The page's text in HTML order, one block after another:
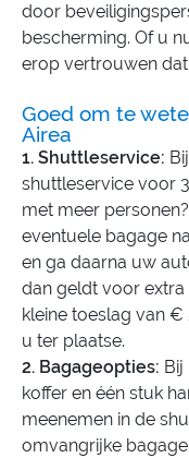
door
bescherming. Of u
erop vertrouwen
Goed om te
Airea
1. Shuttleservice:
shuttleservice voor
met meer
eventuele bagage
en ga daarna uw
dan geldt voor extra
kleine toeslag van
u ter plaatse.
2. Bagageopties:
koffer en één stuk
meenemen in de
omvangrijke